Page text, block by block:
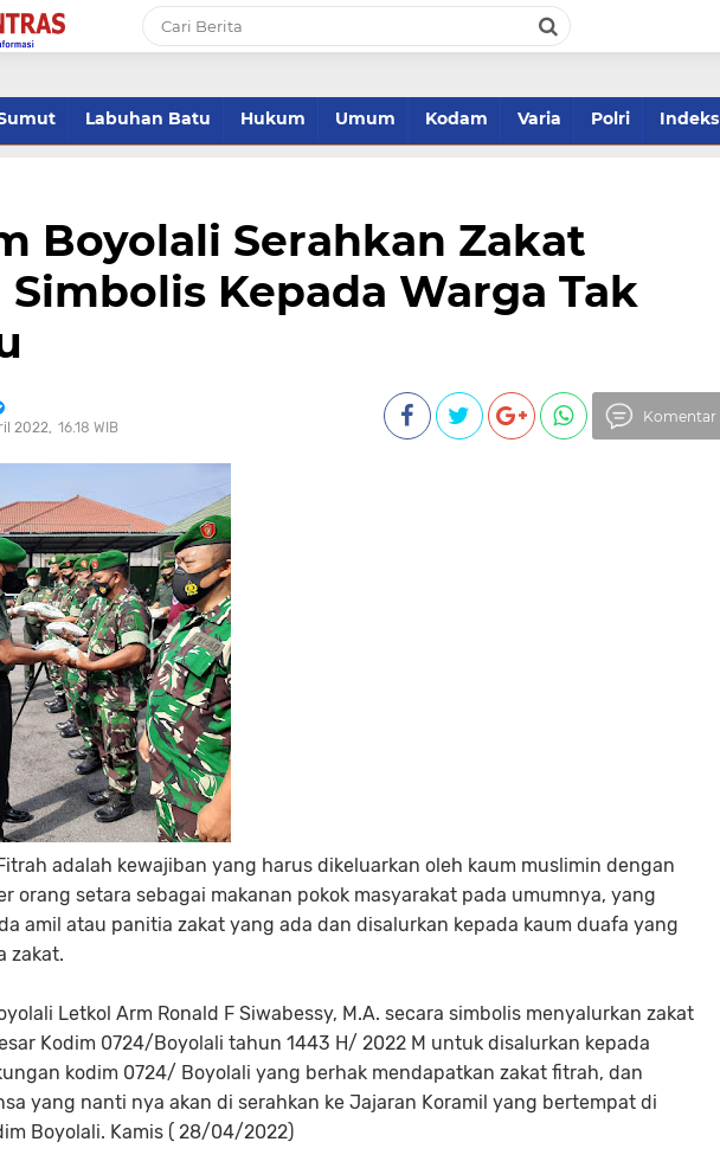
Labuhan Batu Hukum Umum Kodam Varia Polri Indeks
Boyolali Serahkan Zakat
Simbolis Kepada Warga Tak
2022 16.18 WIB
Komentar
adalah kewajiban yang harus dikeluarkan oleh kaum muslimin dengan
orang setara sebagai makanan pokok masyarakat pada umumnya, yang
amil atau panitia zakat yang ada dan disalurkan kepada kaum duafa yang
zakat.
Letkol Arm Ronald F Siwabessy, M.A. secara simbolis menyalurkan zakat
Kodim 0724/Boyolali tahun 1443 H/ 2022 M untuk disalurkan kepada
kodim 0724/ Boyolali yang berhak mendapatkan zakat fitrah, dan
yang nanti nya akan di serahkan ke Jajaran Koramil yang bertempat di
Boyolali. Kamis ( 28/04/2022)